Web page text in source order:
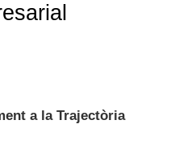
a la Trajectòria